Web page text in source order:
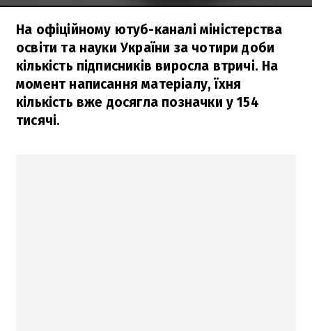
На офіційному ютуб-каналі міністерства
освіти та науки України за чотири доби
кількість підписників виросла втричі. На
момент написання матеріалу, їхня
кількість вже досягла позначки у 154
тисячі.